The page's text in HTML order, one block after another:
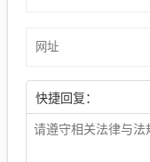
快捷回复：